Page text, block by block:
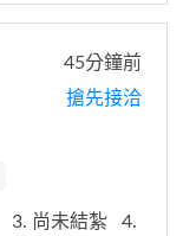
45分鐘前
搶先接洽
3. 尚未結紮
4.